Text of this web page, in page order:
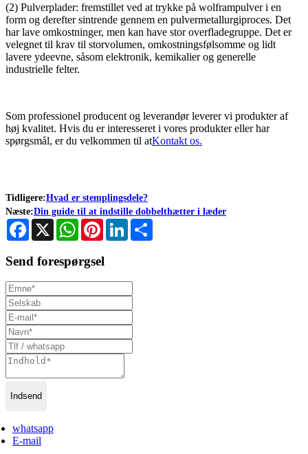
(2) Pulverplader: fremstillet ved at trykke på wolframpulver i en
form og derefter sintrende gennem en pulvermetallurgiproces. Det
har lave omkostninger, men kan have stor overfladegruppe. Det er
velegnet til krav til storvolumen, omkostningsfølsomme og lidt
lavere ydeevne, såsom elektronik, kemikalier og generelle
industrielle felter.
Som professionel producent og leverandør leverer vi produkter af
høj kvalitet. Hvis du er interesseret i vores produkter eller har
spørgsmål, er du velkommen til atKontakt os.
Tidligere:Hvad er stemplingsdele?
Næste:Din guide til at indstille dobbelthætter i læder
Facebook
X WhatsAppPinterestLinkedIn
Send forespørgsel
Indsend
whatsapp
E-mail